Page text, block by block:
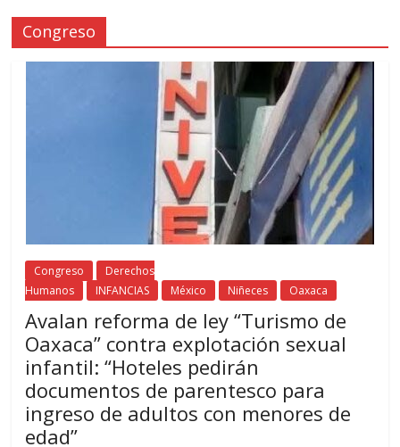
Congreso
Congreso
Derechos
Humanos
INFANCIAS México Niñeces Oaxaca
Avalan reforma de ley “Turismo de
Oaxaca” contra explotación sexual
infantil: “Hoteles pedirán
documentos de parentesco para
ingreso de adultos con menores de
edad”